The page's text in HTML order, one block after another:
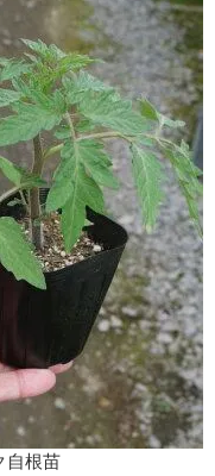
自根苗